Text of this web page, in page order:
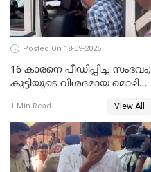
Posted On 18-09-2025
16 കാരനെ പീഡിപ്പിച്ച സംഭവം;
കുട്ടിയുടെ വിശദമായ മൊഴി
1 Min Read View All